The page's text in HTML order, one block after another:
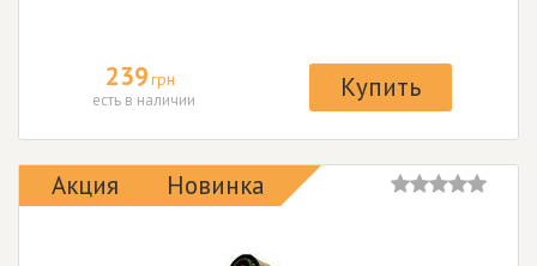
239грн
есть в наличии Купить
Акция Новинка